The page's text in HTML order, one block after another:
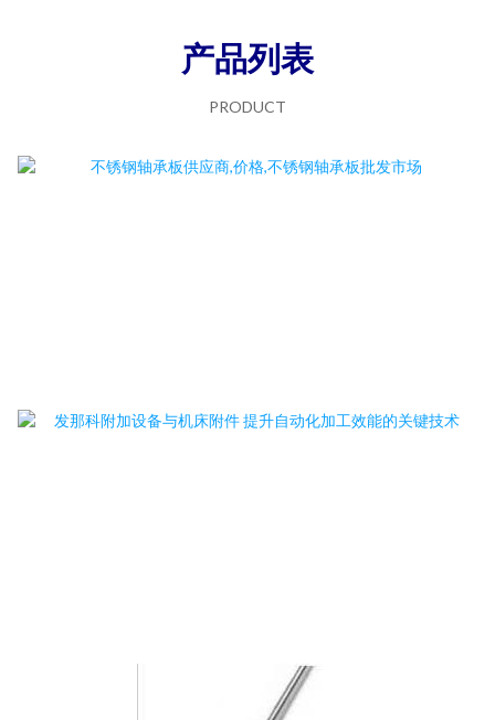
产品列表
PRODUCT